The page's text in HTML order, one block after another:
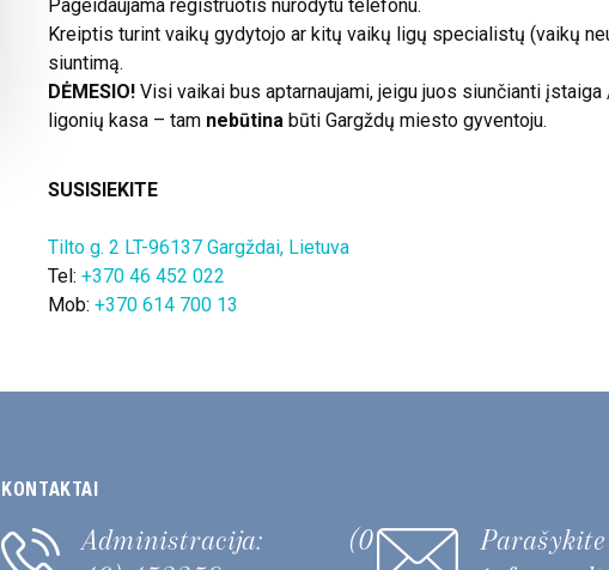
Pageidaujama registruotis nurodytu telefonu.
Kreiptis turint vaikų gydytojo ar kitų vaikų ligų specialistų (vaikų
siuntimą.
DĖMESIO! Visi vaikai bus aptarnaujami, jeigu juos siunčianti
ligonių kasa – tam nebūtina būti Gargždų miesto gyventoju.
SUSISIEKITE
Tilto g. 2 LT-96137 Gargždai, Lietuva
Tel: +370 46 452 022
Mob: +370 614 700 13
KONTAKTAI
Administracija:
(0